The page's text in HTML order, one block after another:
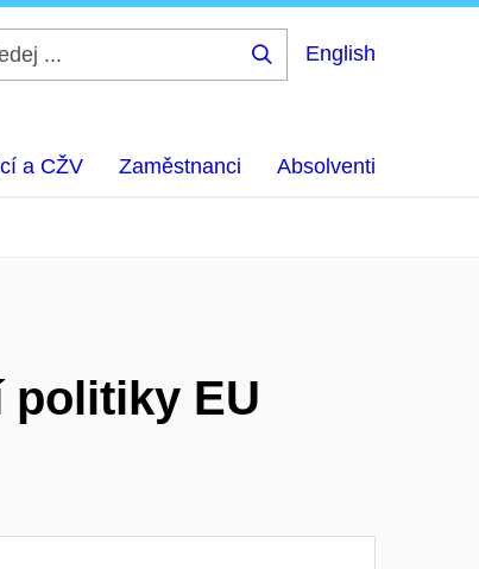
English
a CŽV Zaměstnanci Absolventi
politiky EU